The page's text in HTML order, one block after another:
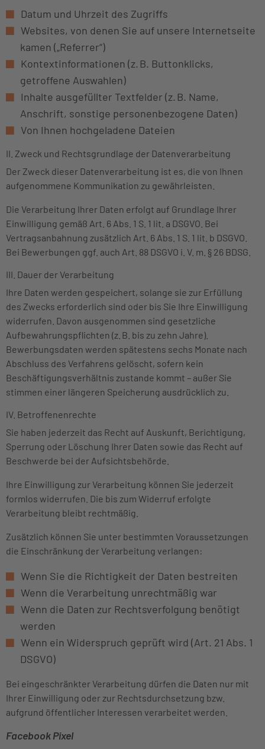
Datum und Uhrzeit des Zugriffs
Websites, von denen Sie auf unsere Internetseite
kamen („Referrer“)
Kontextinformationen (z. B. Buttonklicks,
getroffene Auswahlen)
Inhalte ausgefüllter Textfelder (z. B. Name,
Anschrift, sonstige personenbezogene Daten)
Von Ihnen hochgeladene Dateien
II. Zweck und Rechtsgrundlage der Datenverarbeitung
Der Zweck dieser Datenverarbeitung ist es, die von Ihnen
aufgenommene Kommunikation zu gewährleisten.
Die Verarbeitung Ihrer Daten erfolgt auf Grundlage Ihrer
Einwilligung gemäß Art. 6 Abs. 1 S. 1 lit. a DSGVO. Bei
Vertragsanbahnung zusätzlich Art. 6 Abs. 1 S. 1 lit. b DSGVO.
Bei Bewerbungen ggf. auch Art. 88 DSGVO i. V. m. § 26 BDSG.
III. Dauer der Verarbeitung
Ihre Daten werden gespeichert, solange sie zur Erfüllung
des Zwecks erforderlich sind oder bis Sie Ihre Einwilligung
widerrufen. Davon ausgenommen sind gesetzliche
Aufbewahrungspflichten (z. B. bis zu zehn Jahre).
Bewerbungsdaten werden spätestens sechs Monate nach
Abschluss des Verfahrens gelöscht, sofern kein
Beschäftigungsverhältnis zustande kommt – außer Sie
stimmen einer längeren Speicherung ausdrücklich zu.
IV. Betroffenenrechte
Sie haben jederzeit das Recht auf Auskunft, Berichtigung,
Sperrung oder Löschung Ihrer Daten sowie das Recht auf
Beschwerde bei der Aufsichtsbehörde.
Ihre Einwilligung zur Verarbeitung können Sie jederzeit
formlos widerrufen. Die bis zum Widerruf erfolgte
Verarbeitung bleibt rechtmäßig.
Zusätzlich können Sie unter bestimmten Voraussetzungen
die Einschränkung der Verarbeitung verlangen:
Wenn Sie die Richtigkeit der Daten bestreiten
Wenn die Verarbeitung unrechtmäßig war
Wenn die Daten zur Rechtsverfolgung benötigt
werden
Wenn ein Widerspruch geprüft wird (Art. 21 Abs. 1
DSGVO)
Bei eingeschränkter Verarbeitung dürfen die Daten nur mit
Ihrer Einwilligung oder zur Rechtsdurchsetzung bzw.
aufgrund öffentlicher Interessen verarbeitet werden.
Facebook Pixel